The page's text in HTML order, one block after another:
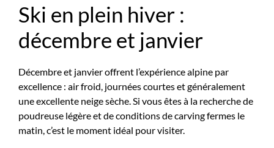
Ski en plein hiver :
décembre et janvier
Décembre et janvier offrent l’expérience alpine par
excellence : air froid, journées courtes et généralement
une excellente neige sèche. Si vous êtes à la recherche de
poudreuse légère et de conditions de carving fermes le
matin, c’est le moment idéal pour visiter.